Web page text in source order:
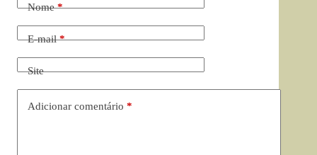
Nome*
E-mail*
Site
Adicionar comentário *